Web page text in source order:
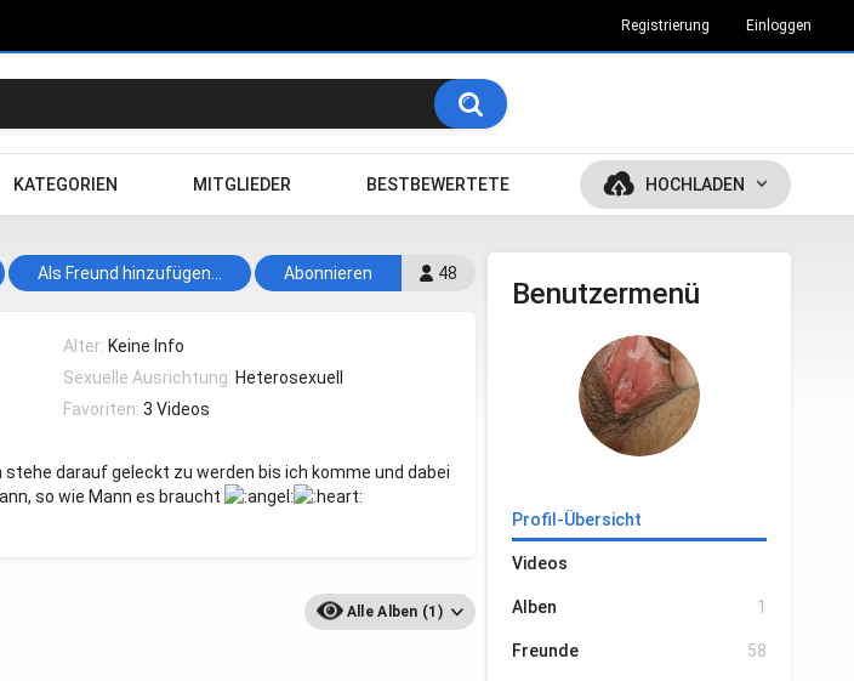
Registrierung Einloggen
KATEGORIEN MITGLIEDER BESTBEWERTETE HOCHLADEN
Benutzermenü
Profil-Übersicht
Videos
Alben 1
Freunde 58
48
Abonnieren
Als Freund hinzufügen...
Alter: Keine Info
Sexuelle Ausrichtung: Heterosexuell
Favoriten:3 Videos
darauf geleckt zu werden bis ich komme und dabei
so wie Mann es braucht
Alle Alben (1)